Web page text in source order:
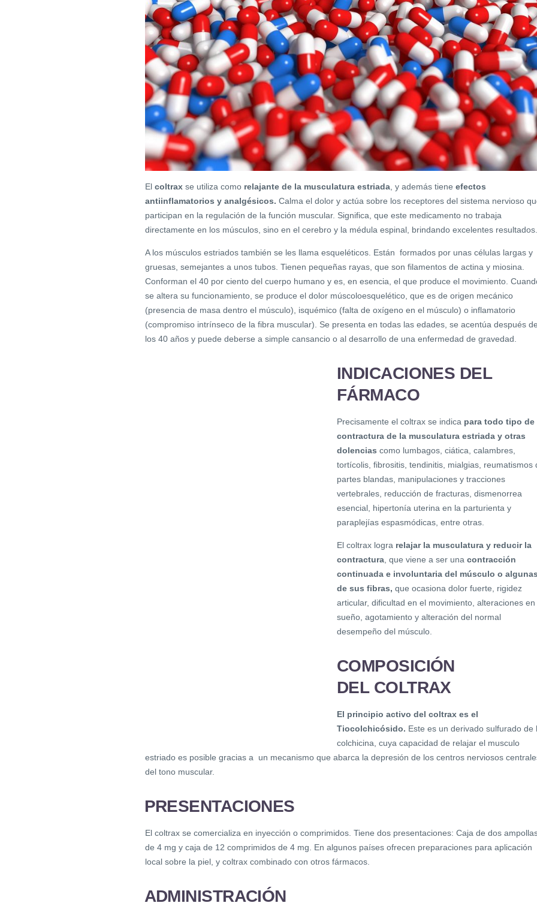
El coltrax se utiliza como relajante de la musculatura estriada , y además tiene efectos
antiinflamatorios y analgésicos. Calma el dolor y actúa sobre los receptores del sistema nervioso
participan en la regulación de la función muscular. Significa, que este medicamento no trabaja
directamente en los músculos, sino en el cerebro y la médula espinal, brindando excelentes resultados.
A los músculos estriados también se les llama esqueléticos. Están formados por unas células largas y
gruesas, semejantes a unos tubos. Tienen pequeñas rayas, que son filamentos de actina y miosina.
Conforman el 40 por ciento del cuerpo humano y es, en esencia, el que produce el movimiento.
se altera su funcionamiento, se produce el dolor múscoloesquelético, que es de origen mecánico
(presencia de masa dentro el músculo), isquémico (falta de oxígeno en el músculo) o inflamatorio
(compromiso intrínseco de la fibra muscular). Se presenta en todas las edades, se acentúa después de
los 40 años y puede deberse a simple cansancio o al desarrollo de una enfermedad de gravedad.
INDICACIONES DEL
FÁRMACO
Precisamente el coltrax se indica para todo tipo de
contractura de la musculatura estriada y otras
dolencias como lumbagos, ciática, calambres,
tortícolis, fibrositis, tendinitis, mialgias, reumatismos
partes blandas, manipulaciones y tracciones
vertebrales, reducción de fracturas, dismenorrea
esencial, hipertonía uterina en la parturienta y
paraplejías espasmódicas, entre otras.
El coltrax logra relajar la musculatura y reducir la
contractura , que viene a ser una contracción
continuada e involuntaria del músculo o algunas
de sus fibras, que ocasiona dolor fuerte, rigidez
articular, dificultad en el movimiento, alteraciones en
sueño, agotamiento y alteración del normal
desempeño del músculo.
COMPOSICIÓN
DEL COLTRAX
El principio activo del coltrax es el
Tiocolchicósido. Este es un derivado sulfurado de
colchicina, cuya capacidad de relajar el musculo
estriado es posible gracias a un mecanismo que abarca la depresión de los centros nerviosos
del tono muscular.
PRESENTACIONES
El coltrax se comercializa en inyección o comprimidos. Tiene dos presentaciones: Caja de dos
de 4 mg y caja de 12 comprimidos de 4 mg. En algunos países ofrecen preparaciones para aplicación
local sobre la piel, y coltrax combinado con otros fármacos.
ADMINISTRACIÓN